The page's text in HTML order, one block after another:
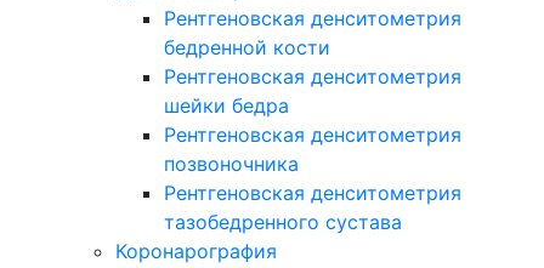
Рентгеновская денситометрия
бедренной кости
Рентгеновская денситометрия
шейки бедра
Рентгеновская денситометрия
позвоночника
Рентгеновская денситометрия
тазобедренного сустава
Коронарография